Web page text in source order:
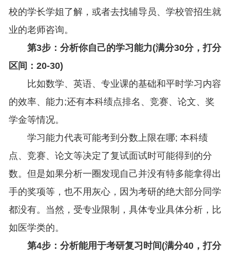
校的学长学姐了解，或者去找辅导员、学校管招生就
业的老师咨询。
第3步：分析你自己的学习能力(满分30分，打分
区间：20-30)
比如数学、英语、专业课的基础和平时学习内容
的效率、能力;还有本科绩点排名、竞赛、论文、奖
学金等情况。
学习能力代表可能考到分数上限在哪; 本科绩
点、竞赛、论文等决定了复试面试时可能得到的分
数。但是如果分析一圈发现自己并没有特多能拿得出
手的奖项等，也不用灰心，因为考研的绝大部分同学
都没有。当然，受专业限制，具体专业具体分析，比
如医学类的。
第4步：分析能用于考研复习时间(满分40，打分